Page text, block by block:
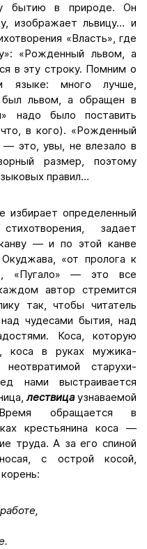
бытию в природе. Он
изображает львицу… и
«Власть», где
«Рожденный львом, а
в эту строку. Помним о
языке: много лучше,
был львом, а обращен в
надо было поставить
в кого). «Рожденный
это, увы, не влезало в
размер, поэтому
правил…
избирает определенный
задает
— и по этой канве
«от пролога к
«Пугало» — это все
автор стремится
так, чтобы читатель
чудесами бытия, над
Коса, которую
коса в руках мужика-
старухи-
нами выстраивается
лествицаузнаваемой
обращается в
крестьянина коса —
труда. А за его спиной
с острой косой,